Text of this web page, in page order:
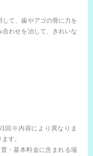
て、歯やアゴの骨に力を
わせを治して、きれいな
回※内容により異なりま
す。
・基本料金に含まれる場